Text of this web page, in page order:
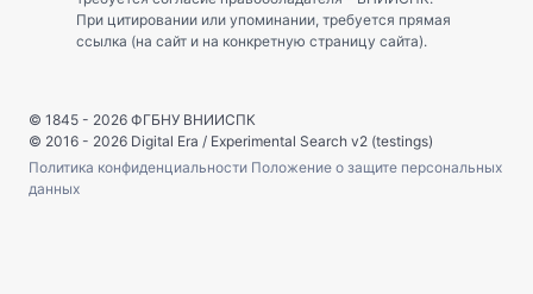
При цитировании или упоминании, требуется прямая
ссылка (на сайт и на конкретную страницу сайта).
© 1845 - 2026 ФГБНУ ВНИИСПК
© 2016 - 2026 Digital Era / Experimental Search v2 (testings)
Политика конфиденциальности Положение о защите персональных
данных